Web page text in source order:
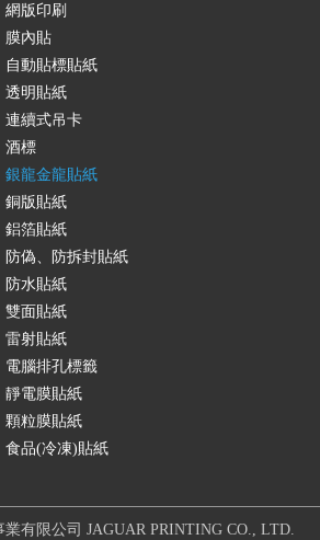
網版印刷
膜內貼
自動貼標貼紙
透明貼紙
連續式吊卡
酒標
銀龍金龍貼紙
銅版貼紙
鋁箔貼紙
防偽、防拆封貼紙
防水貼紙
雙面貼紙
雷射貼紙
電腦排孔標籤
靜電膜貼紙
顆粒膜貼紙
食品(冷凍)貼紙
有限公司 JAGUAR PRINTING CO., LTD.